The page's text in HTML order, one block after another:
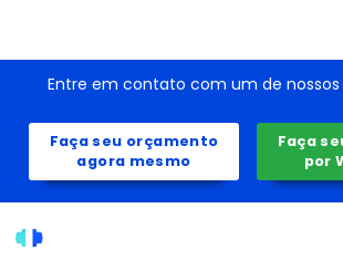
Entre em contato com um de nossos
Faça seu orçamento
agora mesmo
Faça
por